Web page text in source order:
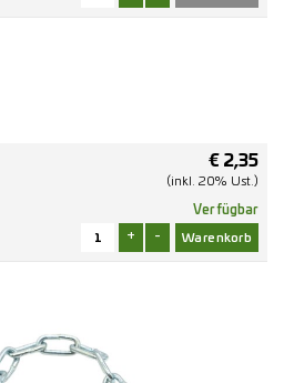
€ 2,35
(inkl. 20% Ust.)
Verfügbar
+ -